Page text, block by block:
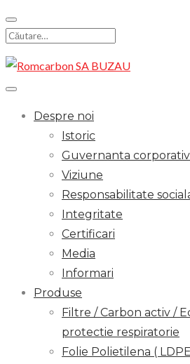
Skip
to
content
Search
for:
Despre noi
Istoric
Guvernanta
Viziune
Responsabilitate
Integritate
Certificari
Media
Informari
Produse
Filtre / Carbon activ /
protectie respiratorie
Folie Polietilena (